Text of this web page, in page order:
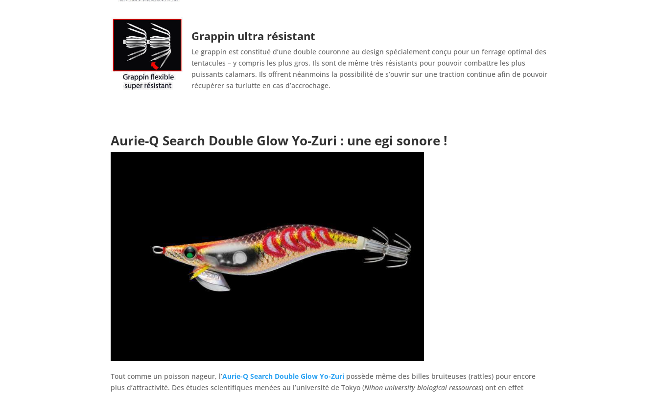
Grappin ultra résistant
Le grappin est constitué d’une double couronne au design spécialement conçu pour un ferrage optimal des
tentacules – y compris les plus gros. Ils sont de même très résistants pour pouvoir combattre les plus
puissants calamars. Ils offrent néanmoins la possibilité de s’ouvrir sur une traction continue afin de pouvoir
récupérer sa turlutte en cas d’accrochage.
Aurie-Q Search Double Glow Yo-Zuri : une egi sonore !
Tout comme un poisson nageur, l’Aurie-Q Search Double Glow Yo-Zuripossède même des billes bruiteuses (rattles) pour encore
plus d’attractivité. Des études scientifiques menées au l’université de Tokyo (Nihon university biological ressources) ont en effet